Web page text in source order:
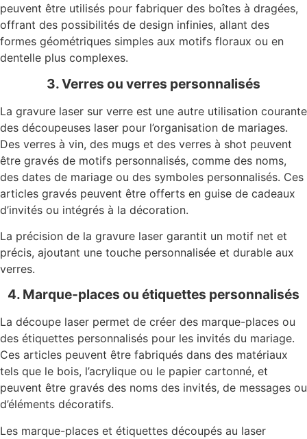
peuvent être utilisés pour fabriquer des boîtes à dragées,
offrant des possibilités de design infinies, allant des
formes géométriques simples aux motifs floraux ou en
dentelle plus complexes.
3. Verres ou verres personnalisés
La gravure laser sur verre est une autre utilisation courante
des découpeuses laser pour l’organisation de mariages.
Des verres à vin, des mugs et des verres à shot peuvent
être gravés de motifs personnalisés, comme des noms,
des dates de mariage ou des symboles personnalisés. Ces
articles gravés peuvent être offerts en guise de cadeaux
d’invités ou intégrés à la décoration.
La précision de la gravure laser garantit un motif net et
précis, ajoutant une touche personnalisée et durable aux
verres.
4. Marque-places ou étiquettes personnalisés
La découpe laser permet de créer des marque-places ou
des étiquettes personnalisés pour les invités du mariage.
Ces articles peuvent être fabriqués dans des matériaux
tels que le bois, l’acrylique ou le papier cartonné, et
peuvent être gravés des noms des invités, de messages ou
d’éléments décoratifs.
Les marque-places et étiquettes découpés au laser